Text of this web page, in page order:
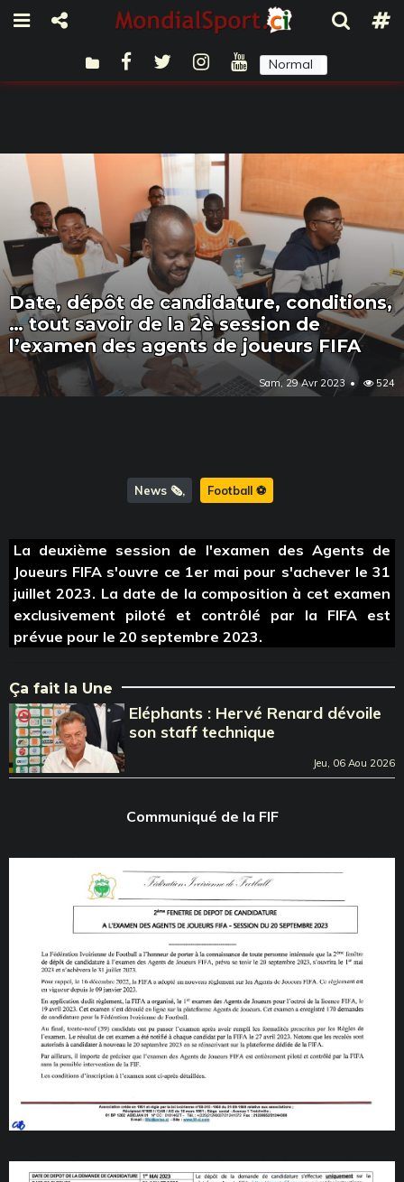
Normal
Date, dépôt de candidature, conditions,
… tout savoir de la 2è session de
l’examen des agents de joueurs FIFA
Sam, 29 Avr 2023 524
News 🗞️ Football ⚽️
La deuxième session de l'examen des Agents de
Joueurs FIFA s'ouvre ce 1er mai pour s'achever le 31
juillet 2023. La date de la composition à cet examen
exclusivement piloté et contrôlé par la FIFA est
prévue pour le 20 septembre 2023.
Ça fait la Une
Eléphants : Hervé Renard dévoile
son staff technique
Jeu, 06 Aou 2026
Communiqué de la FIF